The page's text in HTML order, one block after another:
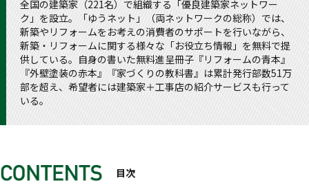
全国の建築家（221名）で組織する「優良建築家ネットワー
ク」を設立。「ゆうネット」（両ネットワークの総称）では、
新築やリフォームをお考えの消費者のサポートを行いながら、
新築・リフォームに関する様々な「お役立ち情報」を無料で提
供している。自身の書いた無料進呈冊子『リフォームの青本』
『外壁塗装の赤本』『家づくりの教科書』は累計発行部数51万
部を超え、希望者には建築家＋工事店の紹介サービスも行って
いる。
目次